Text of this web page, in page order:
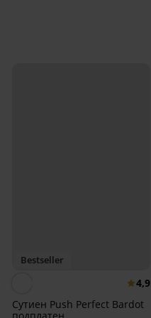
Bestseller
4,9
Сутиен Push Perfect Bardot